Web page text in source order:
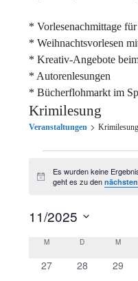
* Vorlesenachmittage
* Weihnachtsvorlesen
* Kreativ-Angebote
* Autorenlesungen
* Bücherflohmarkt im
Krimilesung
Veranstaltungen Krimilesung
Hinweis
Es wurden keine
geht es zu den
11/2025
Kalender
M D DIENSTAG
M
0
27
0
28
0
29